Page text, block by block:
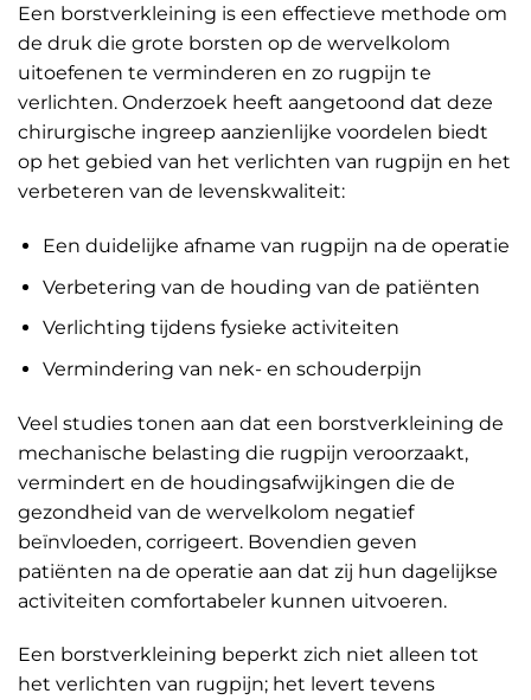
Een borstverkleining is een effectieve methode om
de druk die grote borsten op de wervelkolom
uitoefenen te verminderen en zo rugpijn te
verlichten. Onderzoek heeft aangetoond dat deze
chirurgische ingreep aanzienlijke voordelen biedt
op het gebied van het verlichten van rugpijn en het
verbeteren van de levenskwaliteit:
Een duidelijke afname van rugpijn na de operatie
Verbetering van de houding van de patiënten
Verlichting tijdens fysieke activiteiten
Vermindering van nek- en schouderpijn
Veel studies tonen aan dat een borstverkleining de
mechanische belasting die rugpijn veroorzaakt,
vermindert en de houdingsafwijkingen die de
gezondheid van de wervelkolom negatief
beïnvloeden, corrigeert. Bovendien geven
patiënten na de operatie aan dat zij hun dagelijkse
activiteiten comfortabeler kunnen uitvoeren.
Een borstverkleining beperkt zich niet alleen tot
het verlichten van rugpijn; het levert tevens